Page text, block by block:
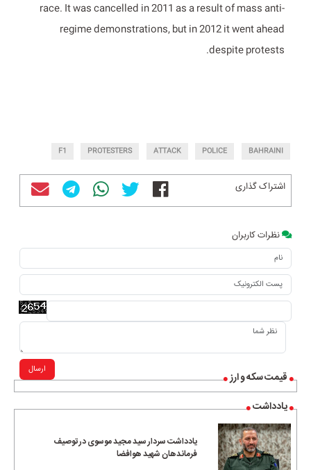
قیمت سکه و ارز
یادداشت
یادداشت سردار سید مجید موسوی در توصیف
فرماندهان شهید هوافضا
race. It was cancelled in 2011 as a result of mass anti-
regime demonstrations, but in 2012 it went ahead
despite protests.
BAHRAINI
POLICE
ATTACK
PROTESTERS
F1
اشتراک گذاری
نظرات کاربران
ارسال